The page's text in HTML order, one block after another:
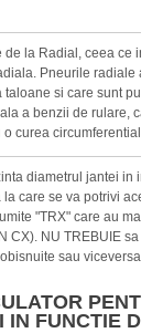
de la Radial, ceea ce
Pneurile radiale
taloane si care sunt
a benzii de rulare,
curea circumferentiala.
diametrul jantei in
care se va potrivi
"TRX" care au
CX). NU TREBUIE sa
sau viceversa.
IN FUNCTIE